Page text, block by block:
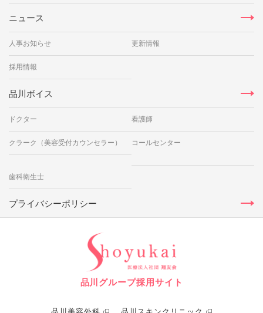
ニュース
人事お知らせ 更新情報
採用情報
品川ボイス
ドクター 看護師
クラーク（美容受付カウンセラー） コールセンター
歯科衛生士
プライバシーポリシー
品川グループ採用サイト